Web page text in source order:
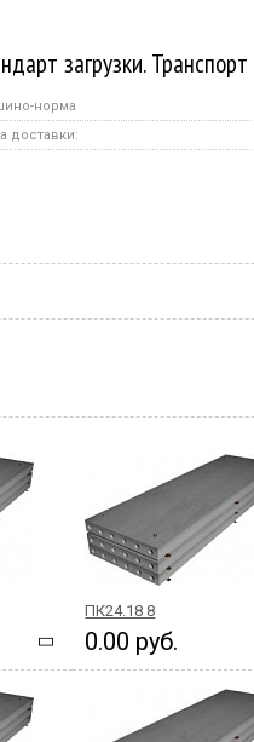
загрузки. Транспорт
норма
доставки:
ПК24.18 8
0.00 руб.